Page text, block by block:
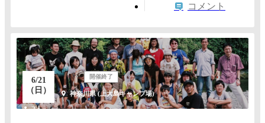
コメント
6/21
（日）
開催終了
神奈川県 (上大島キャンプ場)
2人